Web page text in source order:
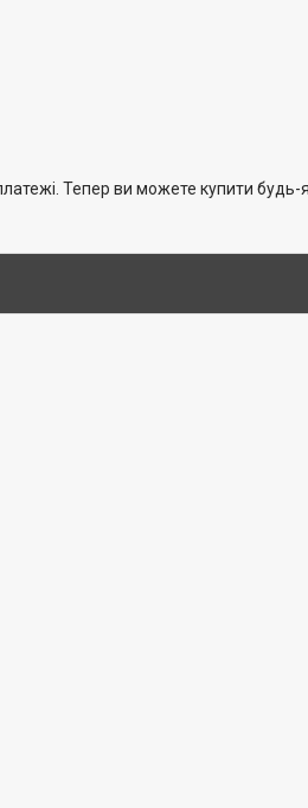
Тепер ви можете купити